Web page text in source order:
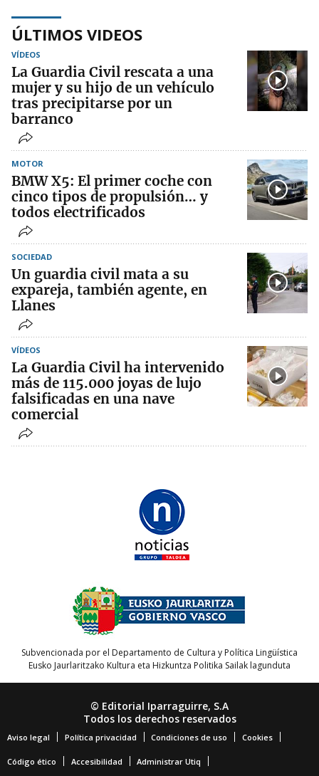
ÚLTIMOS VIDEOS
VÍDEOS
La Guardia Civil rescata a una
mujer y su hijo de un vehículo
tras precipitarse por un
barranco
MOTOR
BMW X5: El primer coche con
cinco tipos de propulsión… y
todos electrificados
SOCIEDAD
Un guardia civil mata a su
expareja, también agente, en
Llanes
VÍDEOS
La Guardia Civil ha intervenido
más de 115.000 joyas de lujo
falsificadas en una nave
comercial
Subvencionada por el Departamento de Cultura y Política Lingüística
Eusko Jaurlaritzako Kultura eta Hizkuntza Politika Sailak lagunduta
© Editorial Iparraguirre, S.A
Todos los derechos reservados
Aviso legal Política privacidad Condiciones de uso Cookies
Código ético Accesibilidad Administrar Utiq